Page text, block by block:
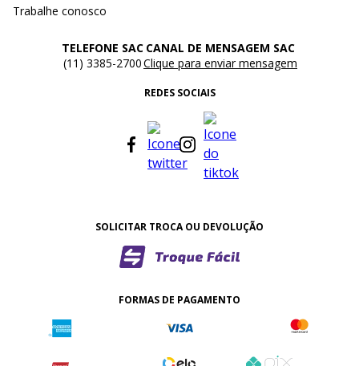
Trabalhe conosco
TELEFONE SAC
(11) 3385-2700
CANAL DE MENSAGEM SAC
Clique para enviar mensagem
REDES SOCIAIS
SOLICITAR TROCA OU DEVOLUÇÃO
FORMAS DE PAGAMENTO